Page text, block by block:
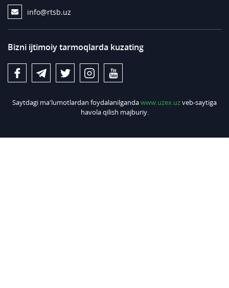
info@rtsb.uz
Bizni ijtimoiy tarmoqlarda kuzating
Saytdagi ma'lumotlardan foydalanilgandawww.uzex.uzveb-saytiga
havola qilish majburiy.